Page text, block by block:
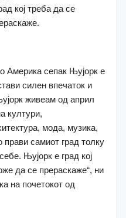
кој треба да се
Америка сепак Њујорк е
силен впечаток и
живеам од април
култури,
мода, музика,
прави самиот град толку
Њујорк е град кој
да се прераскаже“, ни
на почетокот од